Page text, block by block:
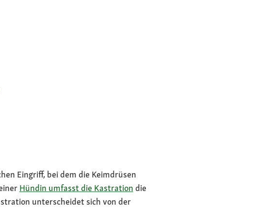
Eingriff, bei dem die Keimdrüsen
Hündin umfasst die Kastration die
unterscheidet sich von der